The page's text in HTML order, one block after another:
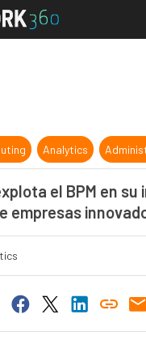
Cataluña
Analytics
el BPM en su
empresas